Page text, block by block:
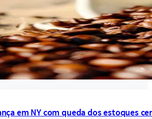
em NY com queda dos estoques